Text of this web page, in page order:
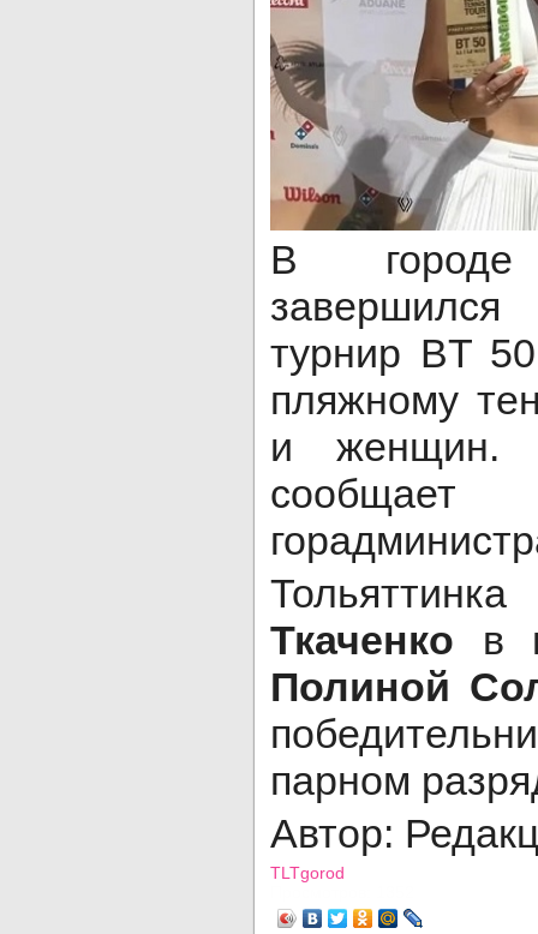
В городе
турнир BT
пляжному
и женщин.
Ткаченко в
Полиной
парном
Автор:
TLTgorod